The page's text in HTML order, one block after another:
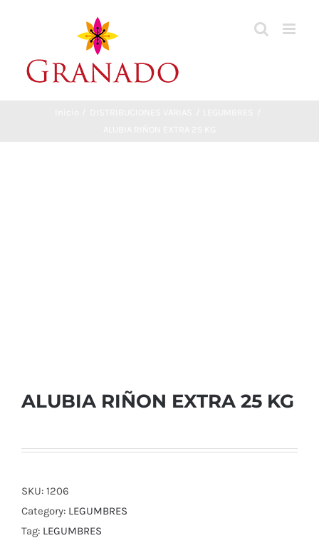
ALUBIA RIÑON EXTRA 25 KG
SKU: 1206
Category: LEGUMBRES
Tag: LEGUMBRES